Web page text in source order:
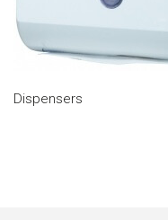
Dispensers